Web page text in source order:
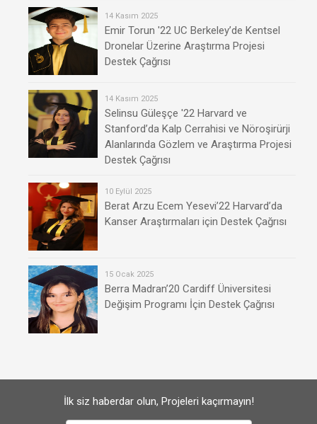
14 Kasım 2025
Emir Torun '22 UC Berkeley’de Kentsel
Dronelar Üzerine Araştırma Projesi
Destek Çağrısı
14 Kasım 2025
Selinsu Güleşçe '22 Harvard ve
Stanford’da Kalp Cerrahisi ve Nöroşirürji
Alanlarında Gözlem ve Araştırma Projesi
Destek Çağrısı
10 Eylül 2025
Berat Arzu Ecem Yesevi’22 Harvard’da
Kanser Araştırmaları için Destek Çağrısı
15 Ocak 2025
Berra Madran’20 Cardiff Üniversitesi
Değişim Programı İçin Destek Çağrısı
İlk siz haberdar olun, Projeleri kaçırmayın!